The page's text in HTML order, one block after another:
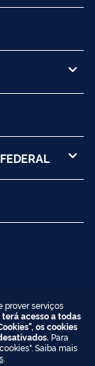
prover serviços
acesso a todas
os cookies
Para
Saiba mais
.